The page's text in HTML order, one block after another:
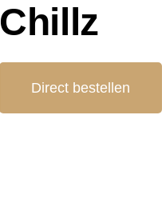
Chillz
Direct bestellen